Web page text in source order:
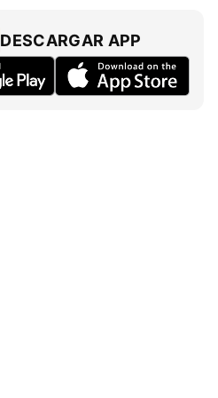
DESCARGAR APP